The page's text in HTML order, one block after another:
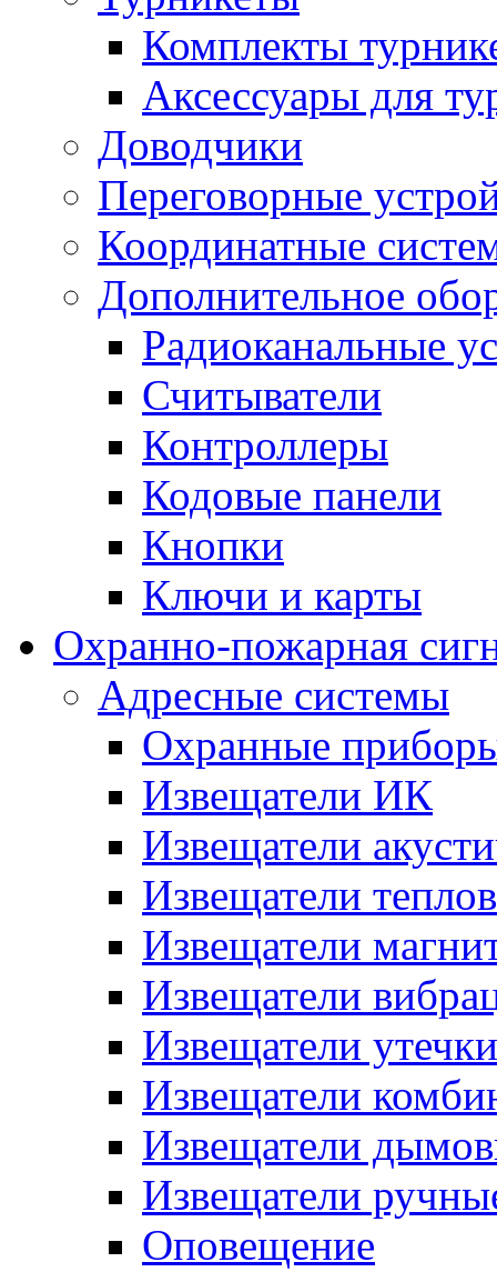
Комплекты
Аксессуары для
Доводчики
Переговорные
Координатные
Дополнительное
Радиоканальные
Считыватели
Контроллеры
Кодовые панели
Кнопки
Ключи и карты
Охранно-пожарная
Адресные системы
Охранные
Извещатели ИК
Извещатели
Извещатели
Извещатели
Извещатели
Извещатели утечки
Извещатели
Извещатели
Извещатели
Оповещение